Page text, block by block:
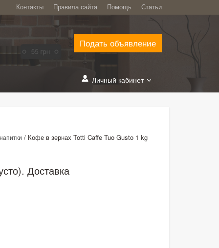
Контакты Правила сайта Помощь Статьи
Подать объявление
Личный кабинет
/ Кофе в зернах Totti Caffe Tuo Gusto 1 kg
Доставка